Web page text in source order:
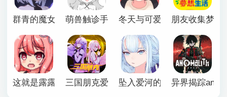
群青的魔女下载安卓萌兽触诊手机版冬天与可爱妹妹恶作剧游戏
朋友收集梦想
这就是露露的小镇建设三国朋克爱与破坏之神手机版
坠入爱河的狐狸魅惑万花筒
异界揭踪